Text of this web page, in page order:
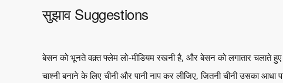
सुझाव Suggestions
बेसन को भूनते वक़्त फ्लेम लो-मीडियम रखनी है, और बेसन को लगातार चलाते
चाश्नी बनाने के लिए चीनी और पानी नाप कर लीजिए, जितनी चीनी उसका आधा